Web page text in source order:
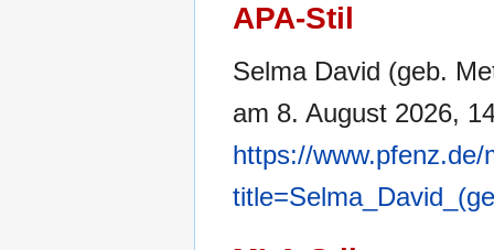
APA-Stil
Selma David (geb.
am 8. August 2026,
https://